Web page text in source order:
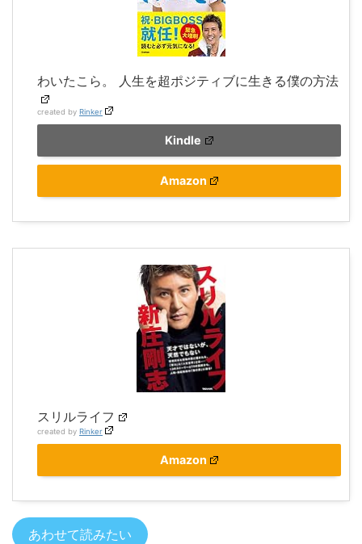
わいたこら。 人生を超ポジティブに生きる僕の方法
created by Rinker
Kindle
Amazon
スリルライフ
created by Rinker
Amazon
あわせて読みたい